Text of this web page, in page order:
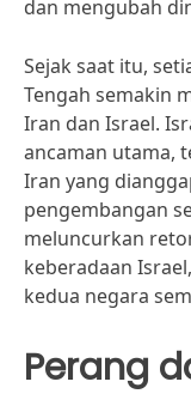
dan mengubah
Sejak saat itu,
Tengah semakin
Iran dan Israel.
ancaman utama,
Iran yang
pengembangan
meluncurkan
keberadaan
kedua negara
Perang